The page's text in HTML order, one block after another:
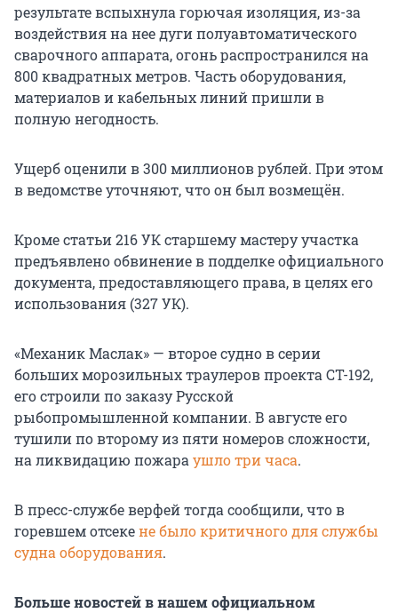
результате вспыхнула горючая изоляция, из-за
воздействия на нее дуги полуавтоматического
сварочного аппарата, огонь распространился на
800 квадратных метров. Часть оборудования,
материалов и кабельных линий пришли в
полную негодность.
Ущерб оценили в 300 миллионов рублей. При этом
в ведомстве уточняют, что он был возмещён.
Кроме статьи 216 УК старшему мастеру участка
предъявлено обвинение в подделке официального
документа, предоставляющего права, в целях его
использования (327 УК).
«Механик Маслак» — второе судно в серии
больших морозильных траулеров проекта СТ-192,
его строили по заказу Русской
рыбопромышленной компании. В августе его
тушили по второму из пяти номеров сложности,
на ликвидацию пожара ушло три часа.
В пресс-службе верфей тогда сообщили, что в
горевшем отсекене было критичного для службы
судна оборудования.
Больше новостей в нашем официальном